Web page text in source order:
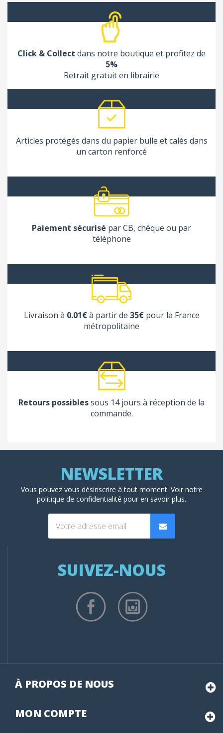
Click & Collect dans notre boutique et profitez de
5%
Retrait gratuit en librairie
Articles protégés dans du papier bulle et calés dans
un carton renforcé
Paiement sécurisé par CB, chèque ou par
téléphone
Livraison à 0.01€à partir de 35€pour la France
métropolitaine
Retours possiblessous 14 jours à réception de la
commande.
Vous pouvez vous désinscrire à tout moment. Voir notre
politique de confidentialité pour en savoir plus.
SUIVEZ-NOUS
À PROPOS DE NOUS
MON COMPTE